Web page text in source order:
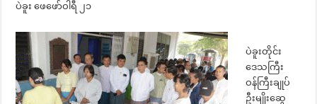
ပဲခူး ဖေဖော်ဝါရီ ၂၁
ပဲခူးတိုင်း
ဒေသကြီး
ဝန်ကြီးချုပ်
ဦးမျိုးဆွေ